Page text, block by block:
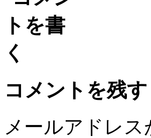
コメントを残す
メールアドレ